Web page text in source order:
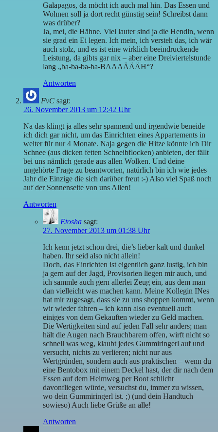
Galapagos, da möcht ich auch mal hin. Das Essen und
Wohnen soll ja dort recht günstig sein! Schreibst dann
was drüber?
Ja, mei, die Hähne. Viel lauter sind ja die Hendln, wenn
sie grad ein Ei legen. Ich mein, ich versteh das, ich wär
auch stolz, und es ist eine wirklich beeindruckende
Leistung, da gibts gar nix – aber eine Dreiviertelstunde
lang „ba-ba-ba-ba-BAAAÄÄÄH“?
Antworten
FvC sagt:
26. November 2013 um 12:42 Uhr
Na das klingt ja alles sehr spannend und irgendwie beneide
ich dich gar nicht, um das Einrichten eines Appartements in
weiter für nur 4 Monate. Naja gegen die Hitze könnte ich Dir
Schnee (aus dicken fetten Schneibflocken) anbieten, der fällt
bei uns nämlich gerade aus allen Wolken. Und deine
ungehörte Frage zu beantworten, natürlich bin ich wie jedes
Jahr die Einzige die sich darüber freut :-) Also viel Spaß noch
auf der Sonnenseite von uns Allen!
Antworten
Etosha sagt:
27. November 2013 um 01:38 Uhr
Ich kenn jetzt schon drei, die’s lieber kalt und dunkel
haben. Ihr seid also nicht allein!
Doch, das Einrichten ist eigentlich ganz lustig, ich bin
ja gern auf der Jagd, Provisorien liegen mir auch, und
ich sammle auch gern allerlei Zeug ein, aus dem man
dan vielleicht was machen kann. Meine Kollegin INes
hat mir zugesagt, dass sie zu uns shoppen kommt, wenn
wir wieder fahren – ich kann also eventuell auch
einiges von dem Gekauften wieder zu Geld machen.
Die Wertigkeiten sind auf jeden Fall sehr anders; man
hält die Augen nach Brauchbarem offen, wirft nicht so
schnell was weg, klaubt jedes Gummiringerl auf und
versucht, nichts zu verlieren; nicht nur aus
Wertgründen, sondern auch aus praktischen – wenn du
eine Bentobox mit einem Deckel hast, der dir nach dem
Essen auf dem Heimweg per Boot schlicht
davonfliegen würde, versuchst du, immer zu wissen,
wo dein Gummiringerl ist. ;) (und dein Handtuch
sowieso) Auch liebe Grüße an alle!
Antworten